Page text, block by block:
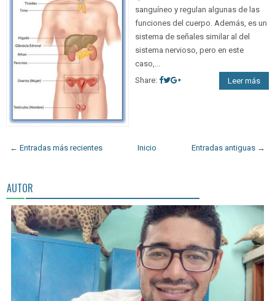
sanguíneo y regulan algunas de las
funciones del cuerpo. Además, es un
sistema de señales similar al del
sistema nervioso, pero en este
caso,...
Share:
Leer más
← Entradas más recientes Entradas antiguas →
Inicio
AUTOR